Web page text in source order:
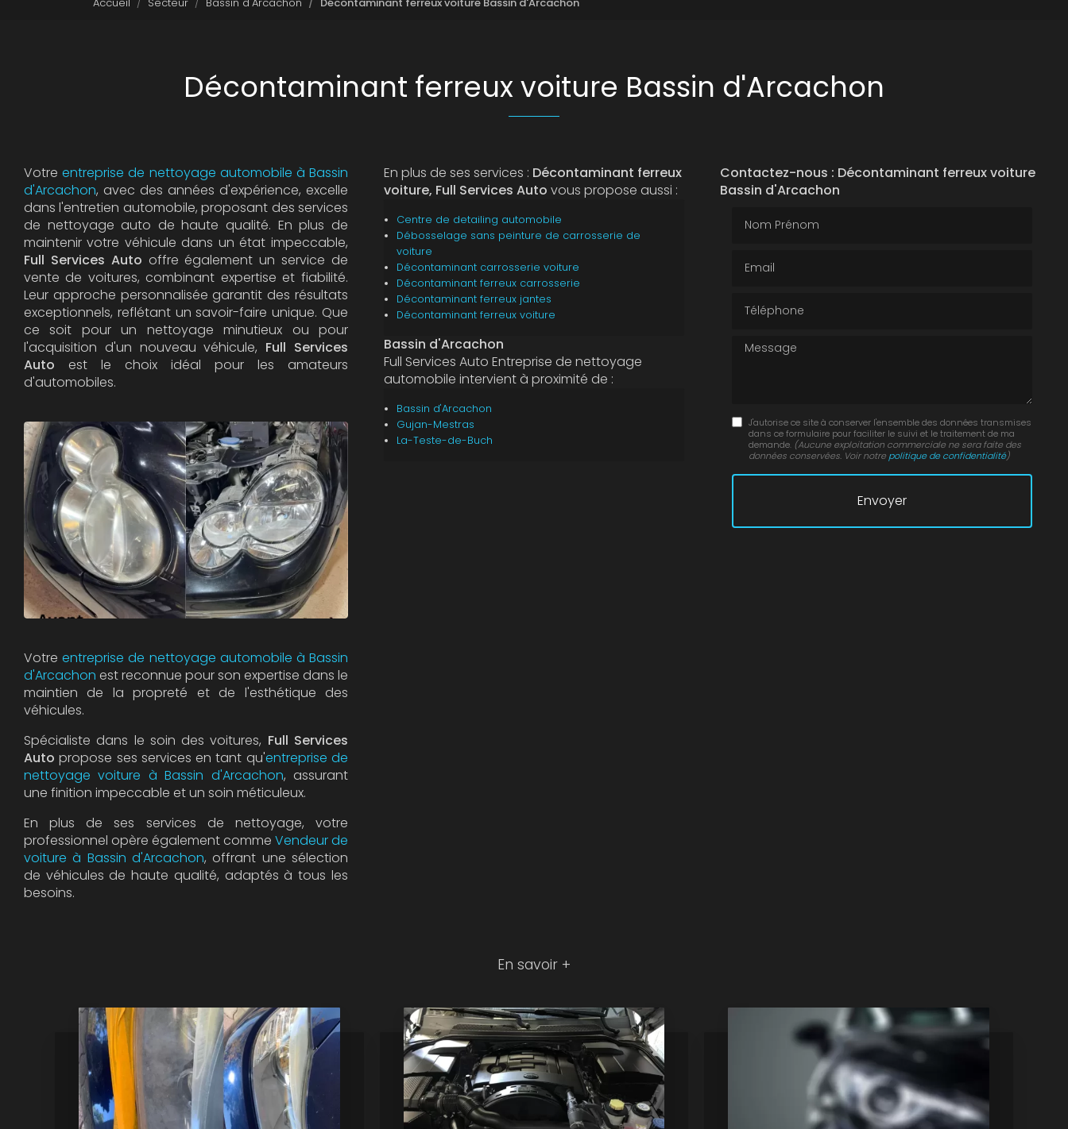
Décontaminant ferreux voiture Bassin d'Arcachon
Votreentreprise de nettoyage automobile à Bassin
d'Arcachon, avec des années d'expérience, excelle
dans l'entretien automobile, proposant des services
de nettoyage auto de haute qualité. En plus de
maintenir votre véhicule dans un état impeccable,
Full Services Auto offre également un service de
vente de voitures, combinant expertise et fiabilité.
Leur approche personnalisée garantit des résultats
exceptionnels, reflétant un savoir-faire unique. Que
ce soit pour un nettoyage minutieux ou pour
l'acquisition d'un nouveau véhicule, Full Services
Auto est le choix idéal pour les amateurs
d'automobiles.
Votreentreprise de nettoyage automobile à Bassin
d'Arcachon est reconnue pour son expertise dans le
maintien de la propreté et de l'esthétique des
véhicules.
Spécialiste dans le soin des voitures, Full Services
Auto propose ses services en tant qu'entreprise de
nettoyage voiture à Bassin d'Arcachon, assurant
une finition impeccable et un soin méticuleux.
En plus de ses services de nettoyage, votre
professionnel opère également comme Vendeur de
voiture à Bassin d'Arcachon, offrant une sélection
de véhicules de haute qualité, adaptés à tous les
besoins.
En plus de ses services : Décontaminant ferreux
voiture, Full Services Auto vous propose aussi :
Centre de detailing automobile
Débosselage sans peinture de carrosserie de
voiture
Décontaminant carrosserie voiture
Décontaminant ferreux carrosserie
Décontaminant ferreux jantes
Décontaminant ferreux voiture
Bassin d'Arcachon
Full Services Auto Entreprise de nettoyage
automobile intervient à proximité de :
Bassin d'Arcachon
Gujan-Mestras
La-Teste-de-Buch
Contactez-nous : Décontaminant ferreux voiture
Bassin d'Arcachon
Message
J'autorise ce site à conserver l'ensemble des données transmises
dans ce formulaire pour faciliter le suivi et le traitement de ma
demande. (Aucune exploitation commerciale ne sera faite des
données conservées. Voir notre politique de confidentialité)
En savoir +